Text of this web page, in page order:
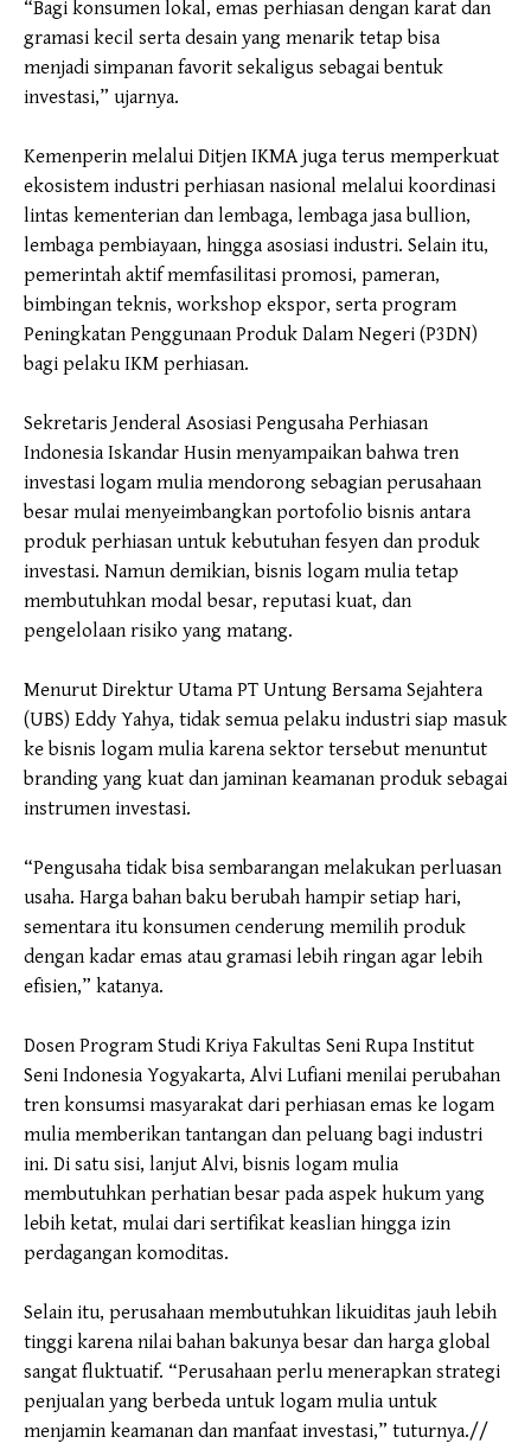
“Bagi konsumen lokal, emas perhiasan dengan karat dan
gramasi kecil serta desain yang menarik tetap bisa
menjadi simpanan favorit sekaligus sebagai bentuk
investasi,” ujarnya.
Kemenperin melalui Ditjen IKMA juga terus memperkuat
ekosistem industri perhiasan nasional melalui koordinasi
lintas kementerian dan lembaga, lembaga jasa bullion,
lembaga pembiayaan, hingga asosiasi industri. Selain itu,
pemerintah aktif memfasilitasi promosi, pameran,
bimbingan teknis, workshop ekspor, serta program
Peningkatan Penggunaan Produk Dalam Negeri (P3DN)
bagi pelaku IKM perhiasan.
Sekretaris Jenderal Asosiasi Pengusaha Perhiasan
Indonesia Iskandar Husin menyampaikan bahwa tren
investasi logam mulia mendorong sebagian perusahaan
besar mulai menyeimbangkan portofolio bisnis antara
produk perhiasan untuk kebutuhan fesyen dan produk
investasi. Namun demikian, bisnis logam mulia tetap
membutuhkan modal besar, reputasi kuat, dan
pengelolaan risiko yang matang.
Menurut Direktur Utama PT Untung Bersama Sejahtera
(UBS) Eddy Yahya, tidak semua pelaku industri siap masuk
ke bisnis logam mulia karena sektor tersebut menuntut
branding yang kuat dan jaminan keamanan produk sebagai
instrumen investasi.
“Pengusaha tidak bisa sembarangan melakukan perluasan
usaha. Harga bahan baku berubah hampir setiap hari,
sementara itu konsumen cenderung memilih produk
dengan kadar emas atau gramasi lebih ringan agar lebih
efisien,” katanya.
Dosen Program Studi Kriya Fakultas Seni Rupa Institut
Seni Indonesia Yogyakarta, Alvi Lufiani menilai perubahan
tren konsumsi masyarakat dari perhiasan emas ke logam
mulia memberikan tantangan dan peluang bagi industri
ini. Di satu sisi, lanjut Alvi, bisnis logam mulia
membutuhkan perhatian besar pada aspek hukum yang
lebih ketat, mulai dari sertifikat keaslian hingga izin
perdagangan komoditas.
Selain itu, perusahaan membutuhkan likuiditas jauh lebih
tinggi karena nilai bahan bakunya besar dan harga global
sangat fluktuatif. “Perusahaan perlu menerapkan strategi
penjualan yang berbeda untuk logam mulia untuk
menjamin keamanan dan manfaat investasi,” tuturnya.//